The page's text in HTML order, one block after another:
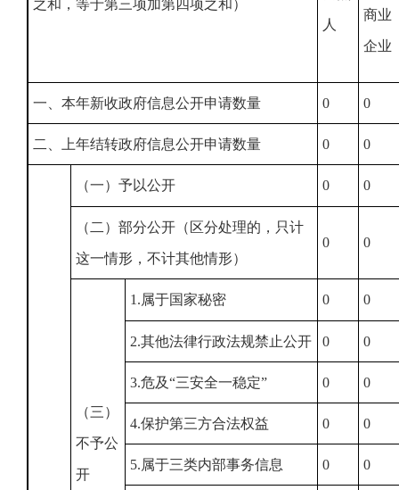
之和，等于第三项加第四项之和）
人
商业
企业
一、本年新收政府信息公开申请数量 0 0
二、上年结转政府信息公开申请数量 0 0
（一）予以公开 0 0
（二）部分公开 （区分处理的，只计
这一情形，不计其他情形）
0 0
（三）
不予公
开
1.属于国家秘密 0 0
2.其他法律行政法规禁止公开 0 0
3.危及“三安全一稳定” 0 0
4.保护第三方合法权益 0 0
5.属于三类内部事务信息 0 0